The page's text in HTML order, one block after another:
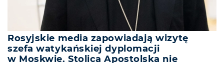
Rosyjskie media zapowiadają wizytę
szefa watykańskiej dyplomacji
w Moskwie. Stolica Apostolska nie